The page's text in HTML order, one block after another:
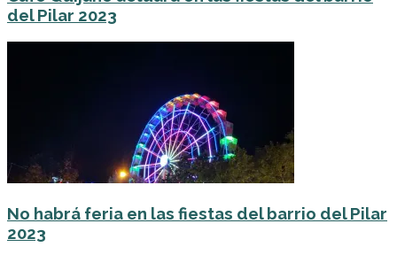
del Pilar 2023
No habrá feria en las fiestas del barrio del Pilar
2023